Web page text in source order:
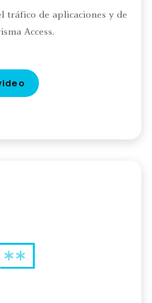
tráfico de aplicaciones y de
Access.